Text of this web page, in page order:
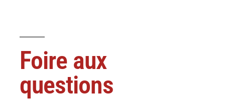
Foire aux
questions